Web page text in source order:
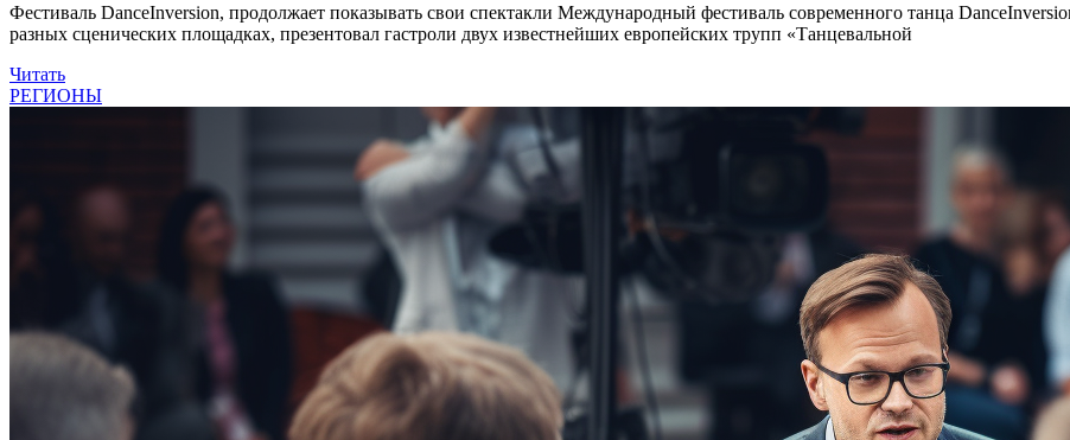
Фестиваль DanceInversion, продолжает показывать свои спектакли Международный фестиваль современного танца
разных сценических площадках, презентовал гастроли двух известнейших европейских трупп «Танцевальной
Читать
РЕГИОНЫ